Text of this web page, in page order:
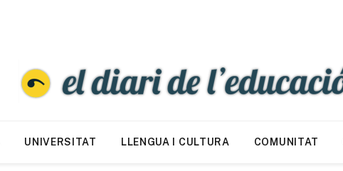
UNIVERSITAT LLENGUA I CULTURA COMUNITAT